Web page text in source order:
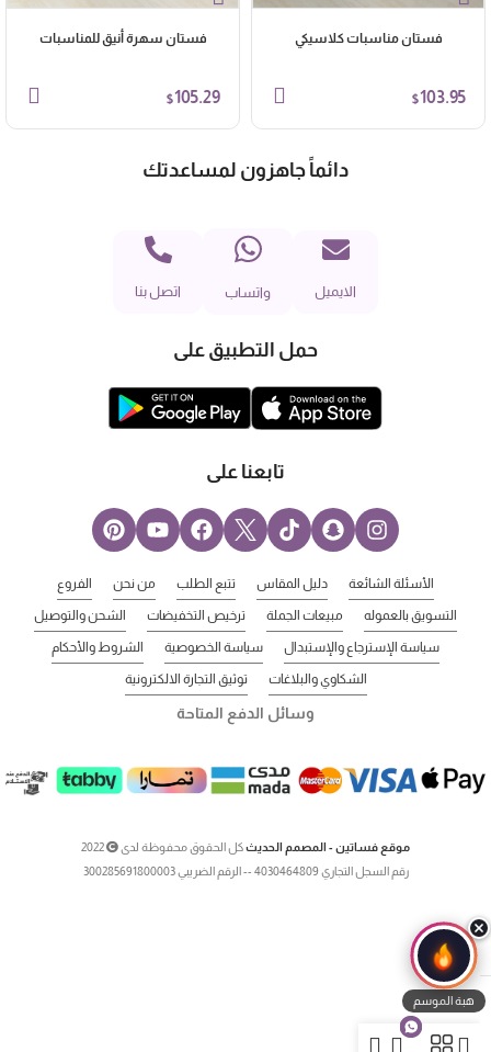
فستان مناسبات كلاسيكي
$103.95
فستان سهرة أنيق للمناسبات
$105.29
دائماً جاهزون لمساعدتك
الايميل واتساب اتصل بنا
حمل التطبيق على
تابعنا على
الأسئلة الشائعة دليل المقاس تتبع الطلب من نحن الفروع
التسويق بالعموله مبيعات الجملة ترخيص التخفيضات الشحن والتوصيل
سياسة الإسترجاع والإستبدال سياسة الخصوصية الشروط والأحكام
الشكاوي والبلاغات توثيق التجارة الالكترونية
وسائل الدفع المتاحة
موقع فساتين - المصمم الحديثكل الحقوق محفوظة لدى
2022
رقم السجل التجاري 4030464809 -- الرقم الضريبي 300285691800003
هبة الموسم